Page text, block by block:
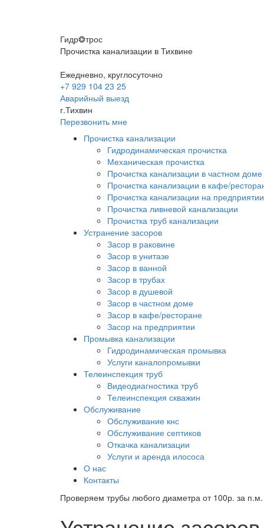
Гидр❂трос
Прочистка канализации в Тихвине
Ежедневно, круглосуточно
+7 929 104 23 25
Аварийный выезд
г.Тихвин
Перезвонить мне
Прочистка канализации
Гидродинамическая прочистка
Механическая прочистка
Прочистка канализации в частном доме
Прочистка канализации в кафе/
Прочистка канализации на предприятии
Прочистка ливневой канализации
Прочистка труб канализации
Устранение засоров
Засор в раковине
Засор в унитазе
Засор в ванной
Засор в трубах
Засор в душевой
Засор в частном доме
Засор в кафе/ресторане
Засор на предприятии
Промывка канализации
Гидродинамическая промывка
Услуги каналопромывки
Телеинспекция труб
Видеодиагностика труб
Телеинспекция скважин
Обслуживание
Обслуживание кнс
Обслуживание септиков
Откачка канализации
Услуги и аренда илососа
О нас
Контакты
Проверяем трубы любого диаметра от 100р. за п.м.